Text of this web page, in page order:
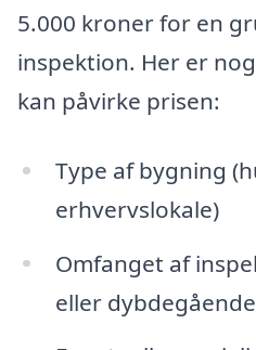
5.000 kroner for en
inspektion. Her er
kan påvirke prisen:
Type af bygning
erhvervslokale)
Omfanget af
eller